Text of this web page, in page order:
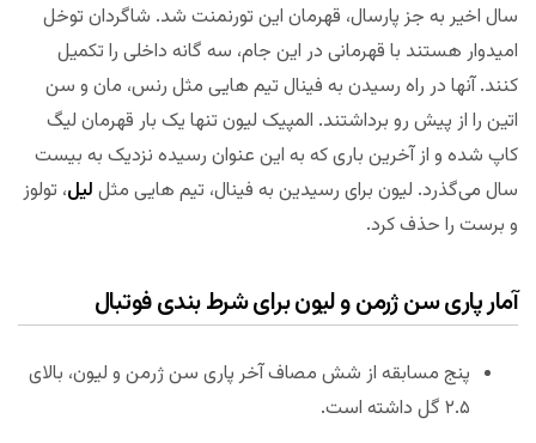
سال اخیر به جز پارسال، قهرمان این تورنمنت شد. شاگردان توخل
امیدوار هستند با قهرمانی در این جام، سه گانه داخلی را تکمیل
کنند. آنها در راه رسیدن به فینال تیم هایی مثل رنس، مان و سن
اتین را از پیش رو برداشتند. المپیک لیون تنها یک بار قهرمان لیگ
کاپ شده و از آخرین باری که به این عنوان رسیده نزدیک به بیست
سال می‌گذرد. لیون برای رسیدین به فینال، تیم هایی مثل لیل، تولوز
و برست را حذف کرد.
آمار پاری سن ژرمن و لیون برای شرط بندی فوتبال
پنج مسابقه از شش مصاف آخر پاری سن ژرمن و لیون، بالای
۲.۵ گل داشته است.